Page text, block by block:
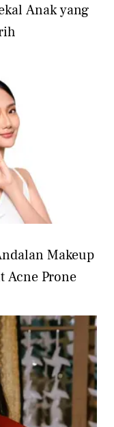
Anak yang
Makeup
Acne Prone